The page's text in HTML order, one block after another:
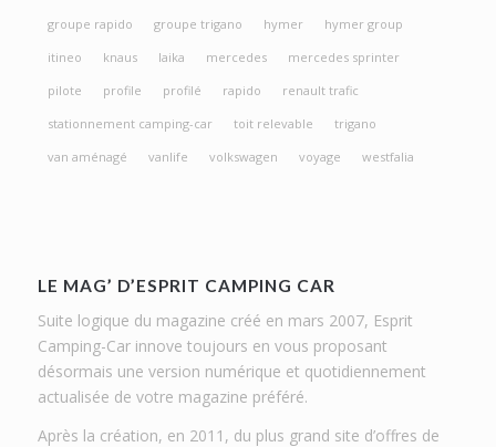
groupe rapido
groupe trigano hymer
hymer group
itineo
knaus laika mercedes
mercedes sprinter
pilote
profile profilé rapido
renault trafic
stationnement camping-car
toit relevable
trigano
van aménagé
vanlife volkswagen voyage westfalia
LE MAG’ D’ESPRIT CAMPING CAR
Suite logique du magazine créé en mars 2007, Esprit
Camping-Car innove toujours en vous proposant
désormais une version numérique et quotidiennement
actualisée de votre magazine préféré.
Après la création, en 2011, du plus grand site d’offres de